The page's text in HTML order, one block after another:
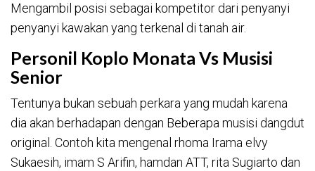
Mengambil posisi sebagai kompetitor dari penyanyi
penyanyi kawakan yang terkenal di tanah air.
Personil Koplo Monata Vs Musisi
Senior
Tentunya bukan sebuah perkara yang mudah karena
dia akan berhadapan dengan Beberapa musisi dangdut
original. Contoh kita mengenal rhoma Irama elvy
Sukaesih, imam S Arifin, hamdan ATT, rita Sugiarto dan